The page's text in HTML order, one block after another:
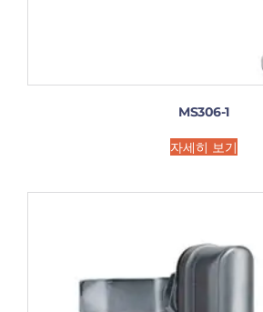
MS306-1
자세히 보기